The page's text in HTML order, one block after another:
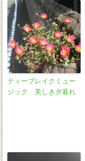
ティーブレイクミュー
ジック 美しき夕暮れ